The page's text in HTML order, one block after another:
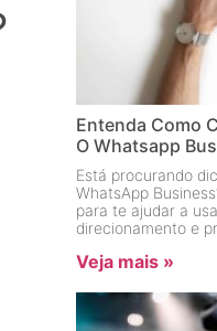
Entenda Como
O Whatsapp
Está procurando
WhatsApp
para te ajudar a
direcionamento e
Veja mais »